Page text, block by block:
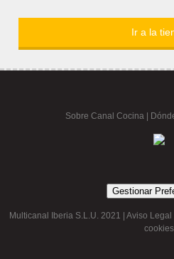
Ir a la
Sobre Canal Cocina
Gestionar
Multicanal Iberia S.L.U. 2021 | Aviso Legal
cookies